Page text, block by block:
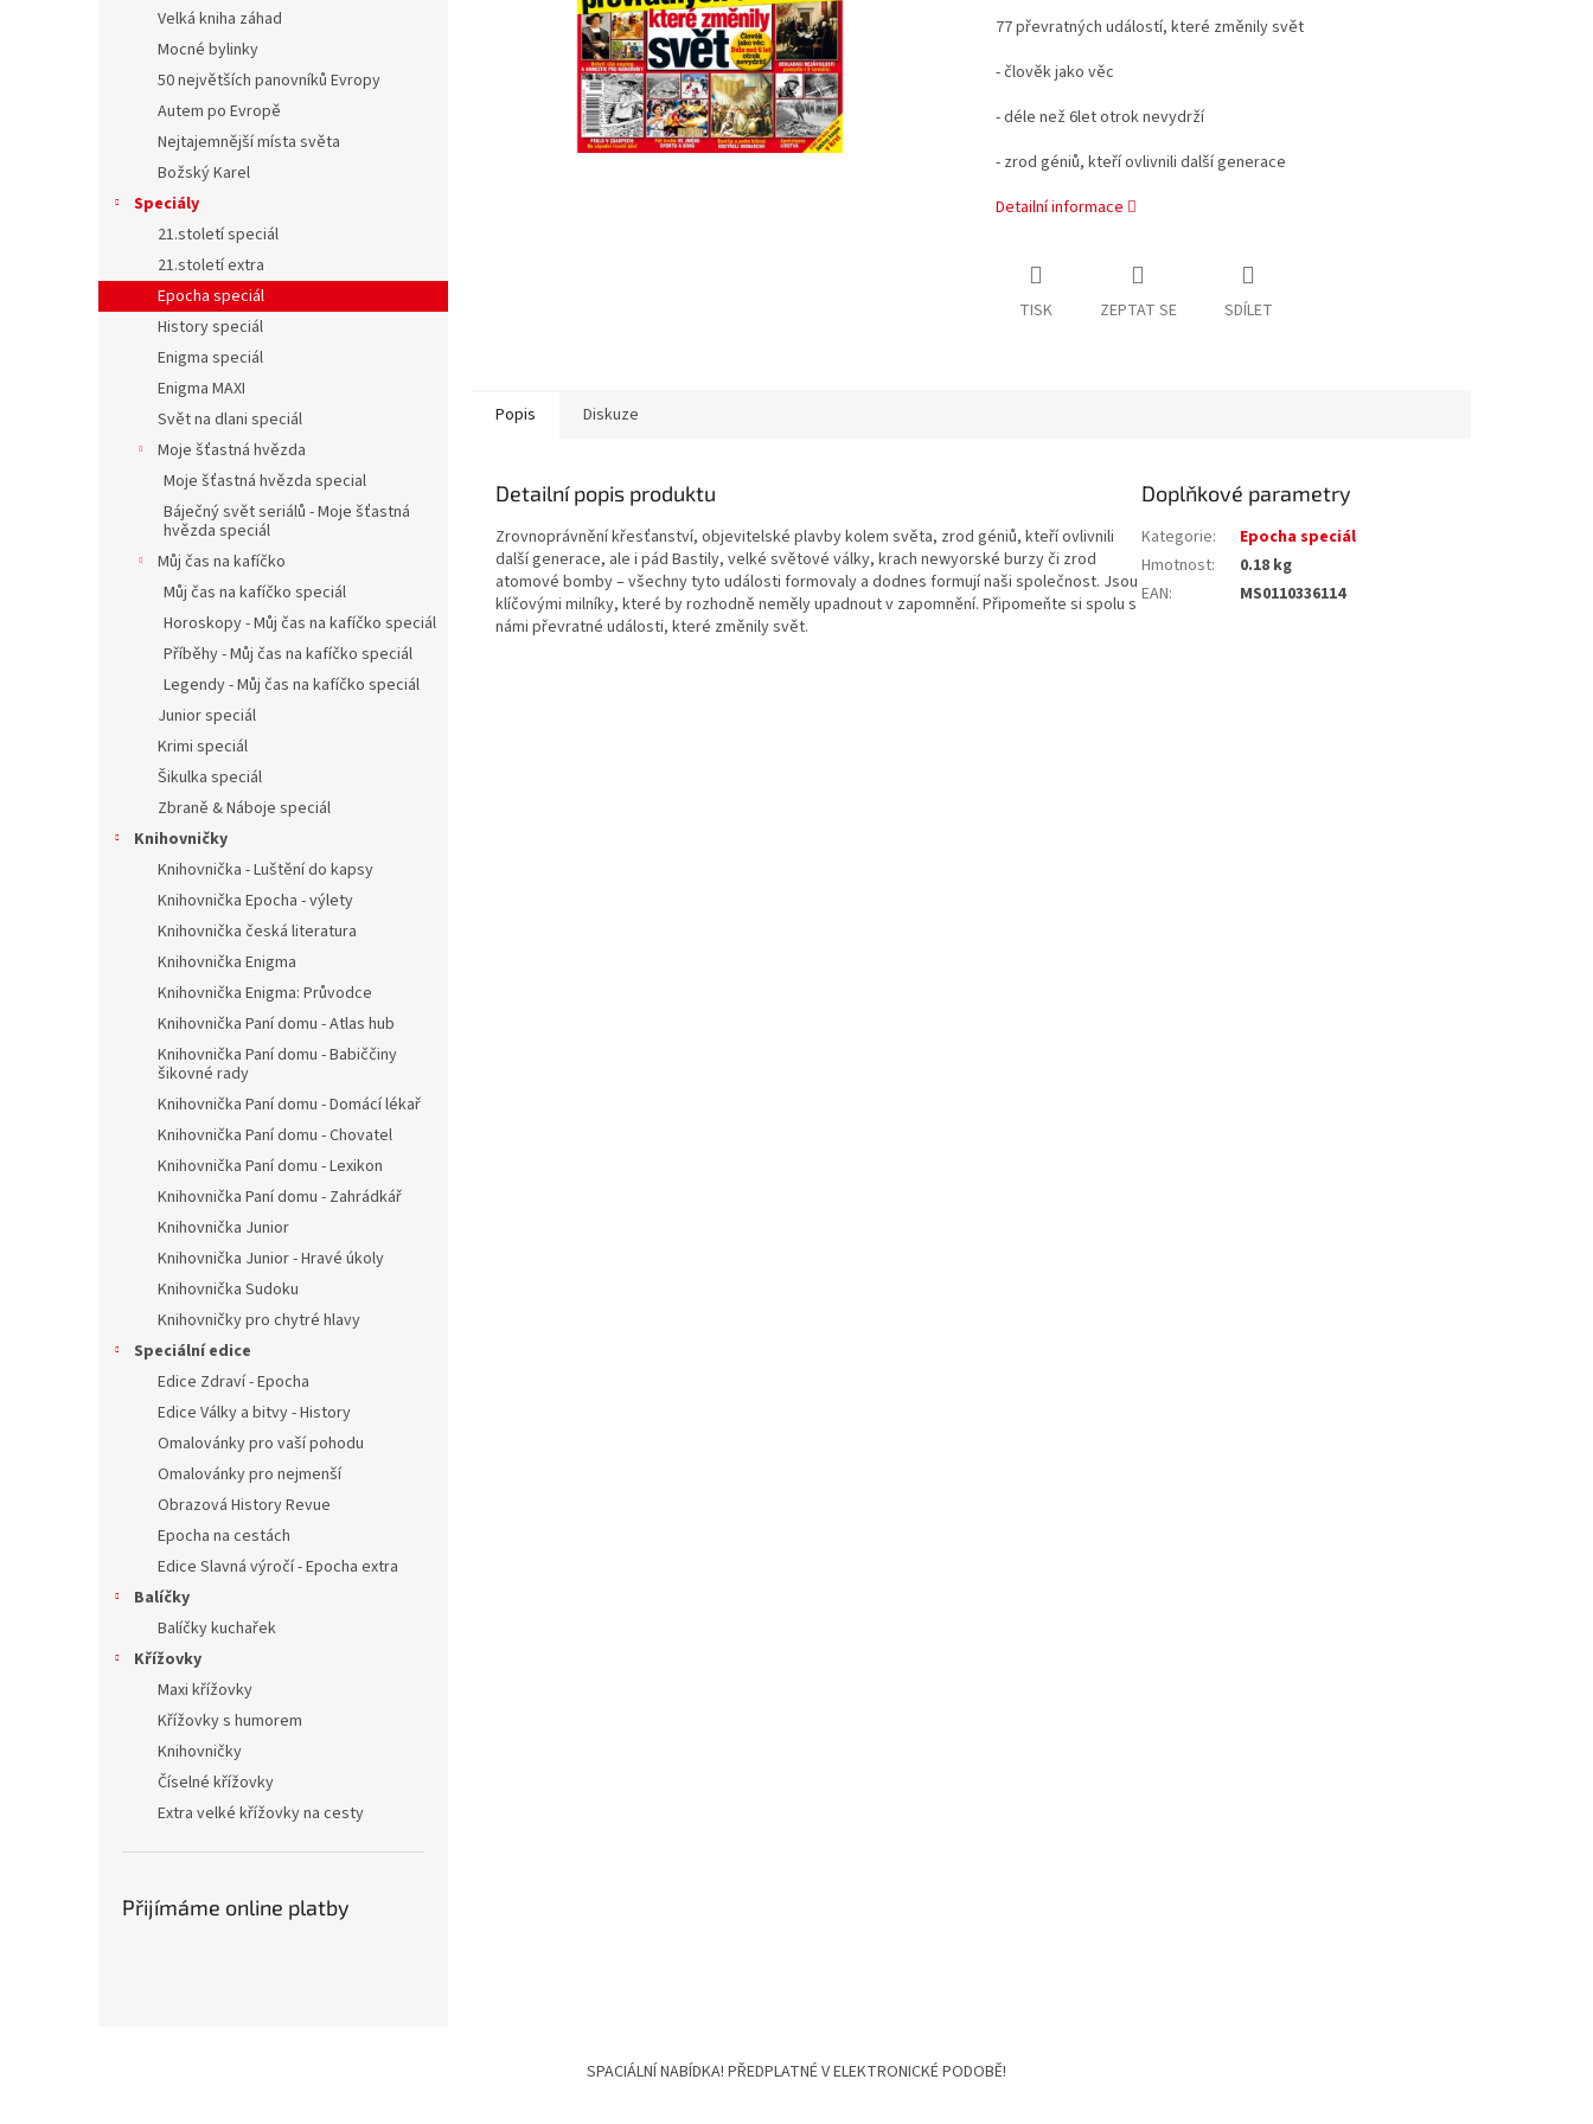
Velká kniha záhad
Mocné bylinky
50 největších panovníků Evropy
Autem po Evropě
Nejtajemnější místa světa
Božský Karel
Speciály
21.století speciál
21.století extra
Epocha speciál
History speciál
Enigma speciál
Enigma MAXI
Svět na dlani speciál
Moje šťastná hvězda
Moje šťastná hvězda special
Báječný svět seriálů - Moje šťastná
hvězda speciál
Můj čas na kafíčko
Můj čas na kafíčko speciál
Horoskopy - Můj čas na kafíčko speciál
Příběhy - Můj čas na kafíčko speciál
Legendy - Můj čas na kafíčko speciál
Junior speciál
Krimi speciál
Šikulka speciál
Zbraně & Náboje speciál
Knihovničky
Knihovnička - Luštění do kapsy
Knihovnička Epocha - výlety
Knihovnička česká literatura
Knihovnička Enigma
Knihovnička Enigma: Průvodce
Knihovnička Paní domu - Atlas hub
Knihovnička Paní domu - Babiččiny
šikovné rady
Knihovnička Paní domu - Domácí lékař
Knihovnička Paní domu - Chovatel
Knihovnička Paní domu - Lexikon
Knihovnička Paní domu - Zahrádkář
Knihovnička Junior
Knihovnička Junior - Hravé úkoly
Knihovnička Sudoku
Knihovničky pro chytré hlavy
Speciální edice
Edice Zdraví - Epocha
Edice Války a bitvy - History
Omalovánky pro vaší pohodu
Omalovánky pro nejmenší
Obrazová History Revue
Epocha na cestách
Edice Slavná výročí - Epocha extra
Balíčky
Balíčky kuchařek
Křížovky
Maxi křížovky
Křížovky s humorem
Knihovničky
Číselné křížovky
Extra velké křížovky na cesty
Přijímáme online platby
77 převratných událostí, které změnily svět
- člověk jako věc
- déle než 6let otrok nevydrží
- zrod géniů, kteří ovlivnili další generace
Detailní informace
TISK ZEPTAT SE SDÍLET
Popis Diskuze
Detailní popis produktu
Zrovnoprávnění křesťanství, objevitelské plavby kolem světa, zrod géniů, kteří ovlivnili
další generace, ale i pád Bastily, velké světové války, krach newyorské burzy či zrod
atomové bomby – všechny tyto události formovaly a dodnes formují naši společnost. Jsou
klíčovými milníky, které by rozhodně neměly upadnout v zapomnění. Připomeňte si spolu s
námi převratné události, které změnily svět.
Doplňkové parametry
Kategorie:
Epocha speciál
Hmotnost:
0.18 kg
EAN: MS0110336114
SPACIÁLNÍ NABÍDKA! PŘEDPLATNÉ V ELEKTRONICKÉ PODOBĚ!